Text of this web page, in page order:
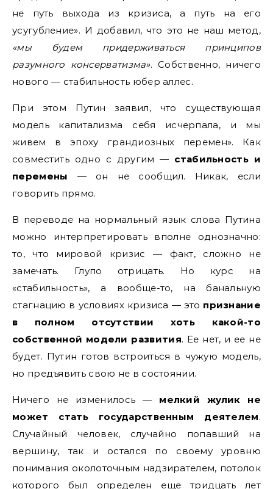
не путь выхода из кризиса, а путь на его
усугубление». И добавил, что это не наш метод,
«мы будем придерживаться принципов
разумного консерватизма». Собственно, ничего
нового — стабильность юбер аллес.
При этом Путин заявил, что существующая
модель капитализма себя исчерпала, и мы
живем в эпоху грандиозных перемен». Как
совместить одно с другим — стабильность и
перемены — он не сообщил. Никак, если
говорить прямо.
В переводе на нормальный язык слова Путина
можно интерпретировать вполне однозначно:
то, что мировой кризис — факт, сложно не
замечать. Глупо отрицать. Но курс на
«стабильность», а вообще-то, на банальную
стагнацию в условиях кризиса — это признание
в полном отсутствии хоть какой-то
собственной модели развития. Ее нет, и ее не
будет. Путин готов встроиться в чужую модель,
но предъявить свою не в состоянии.
Ничего не изменилось — мелкий жулик не
может стать государственным деятелем.
Случайный человек, случайно попавший на
вершину, так и остался по своему уровню
понимания околоточным надзирателем, потолок
которого был определен еще тридцать лет